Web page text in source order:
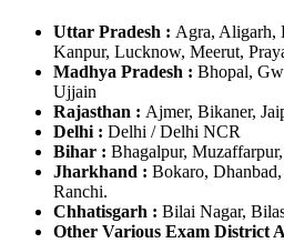
Uttar Pradesh : Agra, Aligarh,
Kanpur, Lucknow, Meerut,
Madhya Pradesh : Bhopal,
Ujjain
Rajasthan : Ajmer, Bikaner,
Delhi : Delhi / Delhi NCR
Bihar : Bhagalpur, Muzaffarpur,
Jharkhand : Bokaro,
Ranchi.
Chhatisgarh : Bilai Nagar,
Other Various Exam District